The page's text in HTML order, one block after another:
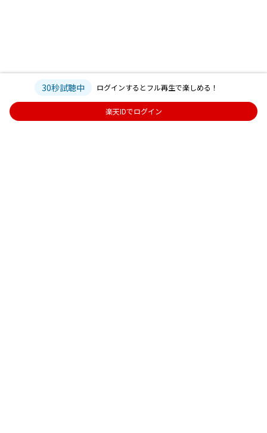
30秒試聴中 ログインするとフル再生で楽しめる！
楽天IDでログイン